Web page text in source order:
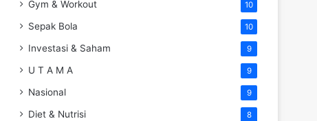
Gym & Workout 10
Sepak Bola 10
Investasi & Saham 9
U T A M A 9
Nasional 9
Diet & Nutrisi 8